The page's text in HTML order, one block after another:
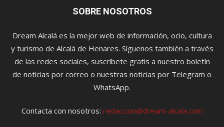
SOBRE NOSOTROS
Dream Alcalá es la mejor web de información, ocio, cultura
y turismo de Alcalá de Henares. Síguenos también a través
de las redes sociales, suscríbete gratis a nuestro boletín
de noticias por correo o nuestras noticias por Telegram o
WhatsApp.
Contacta con nosotros: redaccion@dream-alcala.com